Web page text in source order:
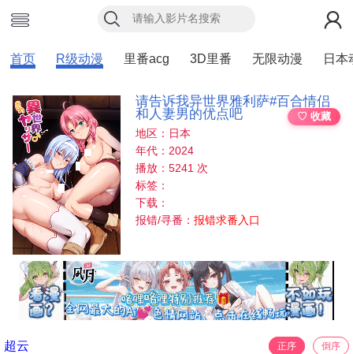
首页 R级动漫 里番acg 3D里番 无限动漫 日本
请告诉我异世界雅利萨#百合情侣
和人妻男的优点吧
♡ 收藏
地区：日本
年代：2024
播放：5241 次
标签：
下载：
报错/寻番：报错求番入口
超云 正序 倒序